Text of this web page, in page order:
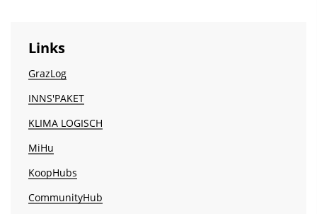
Links
GrazLog
INNS'PAKET
KLIMA LOGISCH
MiHu
KoopHubs
CommunityHub